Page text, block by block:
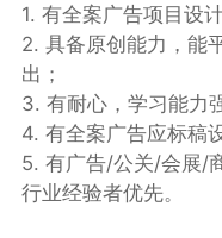
1. 有全案广告项目设
2. 具备原创能力，能
出；
3. 有耐心，学习能力
4. 有全案广告应标稿
5. 有广告/公关/会展/
行业经验者优先。